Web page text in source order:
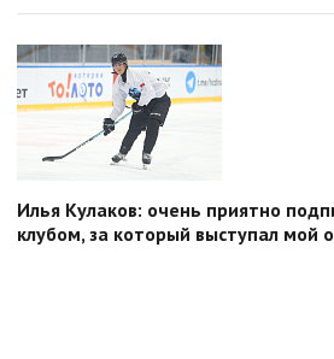
Илья Кулаков: очень приятно
клубом, за который выступал мой